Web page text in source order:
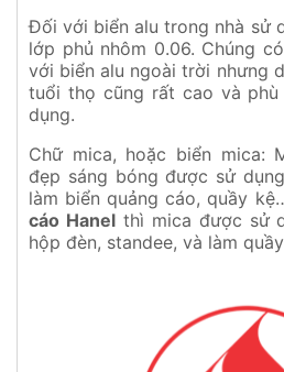
Đối với biển alu trong nhà sử
lớp phủ nhôm 0.06. Chúng
với biển alu ngoài trời nhưng
tuổi thọ cũng rất cao và
dụng.
Chữ mica, hoặc biển mica:
đẹp sáng bóng được sử
làm biển quảng cáo, quầy
cáo Hanelthì mica được sử
hộp đèn, standee, và làm